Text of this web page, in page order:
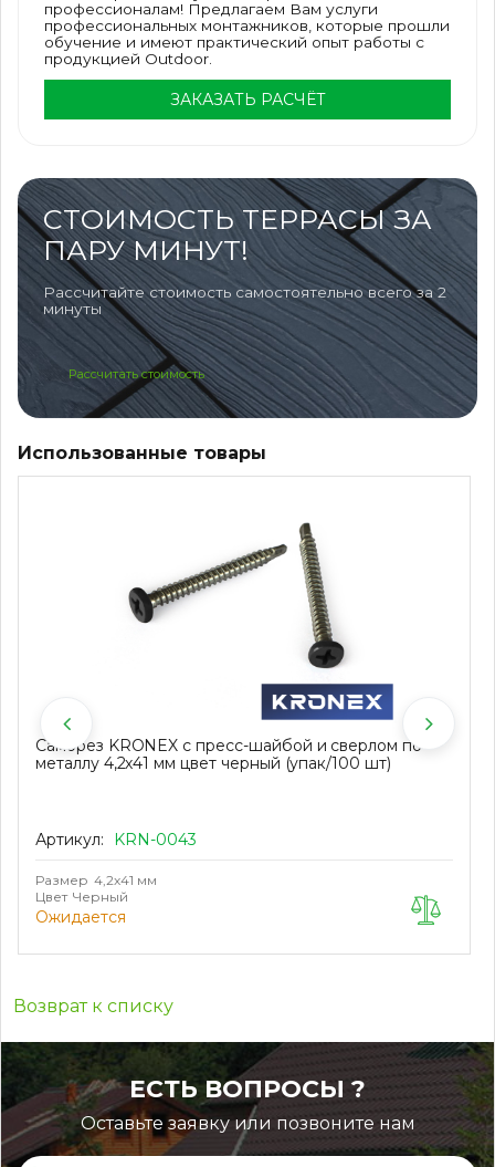
профессионалам! Предлагаем Вам услуги
профессиональных монтажников, которые прошли
обучение и имеют практический опыт работы с
продукцией Outdoor.
ЗАКАЗАТЬ РАСЧЁТ
СТОИМОСТЬ ТЕРРАСЫ ЗА
ПАРУ МИНУТ!
Рассчитайте стоимость самостоятельно всего за 2
минуты
Рассчитать стоимость
Использованные товары
Саморез KRONEX с пресс-шайбой и сверлом по
металлу 4,2х41 мм цвет черный (упак/100 шт)
Артикул: KRN-0043
Размер 4,2х41 мм
Цвет Черный
Ожидается
Возврат к списку
ЕСТЬ ВОПРОСЫ ?
Оставьте заявку или позвоните нам